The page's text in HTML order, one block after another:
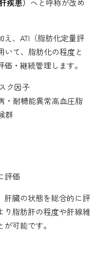
、ATI（脂肪化定量評
いて、脂肪化の程度と
・継続管理します。
ク因子
・耐糖能異常高血圧脂
群
評価
肝臓の状態を総合的に評
り脂肪肝の程度や肝線維
可能です。